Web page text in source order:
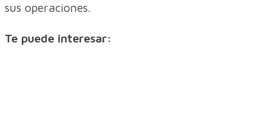
sus operaciones.
Te puede interesar: